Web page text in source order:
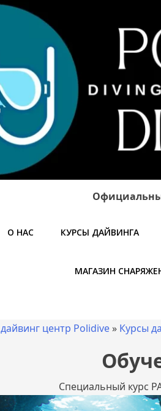
О НАС КУРСЫ ДАЙВИНГА
МАГАЗИН
дайвинг центр Polidive » Курсы
Специальный курс